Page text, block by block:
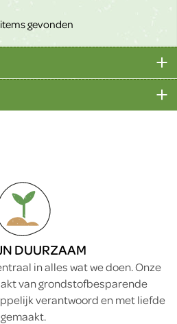
gevonden
DUURZAAM
in alles wat we doen. Onze
van grondstofbesparende
verantwoord en met liefde
gemaakt.